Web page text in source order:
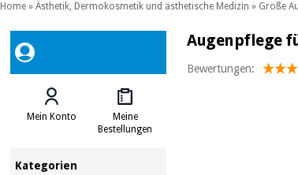
Home » Ästhetik, Dermokosmetik und ästhetische Medizin » Große
Mein Konto
Meine
Bestellungen
Kategorien
Augenpflege
Bewertungen: